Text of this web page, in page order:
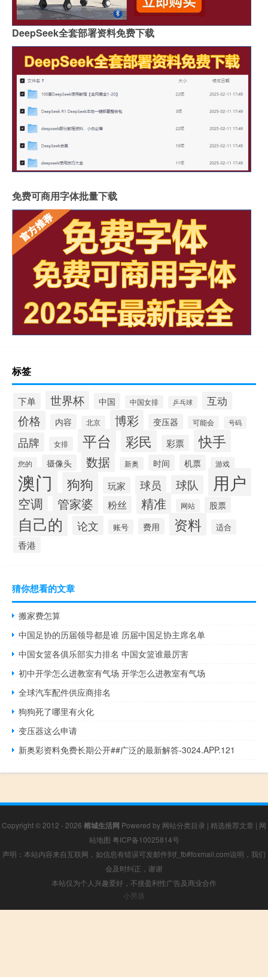
DeepSeek全套部署资料免费下载
免费可商用字体批量下载
标签
下单 世界杯 中国 中国女排 乒乓球 互动
价格 内容 北京 博彩 变压器 可能会 号码
品牌 女排 平台 彩民 彩票 快手
您的 摄像头 数据 新奥 时间 机票 游戏
澳门 狗狗 玩家 球员 球队 用户
空调 管家婆 粉丝 精准 网站 股票
自己的 论文 账号 费用 资料 适合
香港
猜你想看的文章
搬家费怎算
中国足协的历届领导都是谁 历届中国足协主席名单
中国女篮各俱乐部实力排名 中国女篮谁最厉害
初中开学怎么进教室有气场 开学怎么进教室有气场
全球汽车配件供应商排名
狗狗死了哪里有火化
变压器这么申请
新奥彩资料免费长期公开##广泛的最新解答-3024.APP.121
Copyright © 2012 - 2026 榕城生活网 Powered by 网站分类目录 | 精选推荐文章 | 网
站地图 粤ICP备10025814号
声明：本站内容来自互联网，如信息有错误可发邮件到f_fb#foxmail.com说明，我们
会及时纠正，谢谢
本站仅为个人兴趣爱好，不接盈利性广告及商业合作
小男孩